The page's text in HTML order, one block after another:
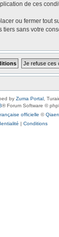
de ces
ou fermer
sans votre
by Zuma Portal ,
® Forum Software ©
officielle ©
Conditions